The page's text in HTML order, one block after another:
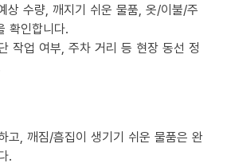
상 수량, 깨지기 쉬운 물품, 옷/이불/주
확인합니다.
작업 여부, 주차 거리 등 현장 동선 정
고, 깨짐/흠집이 생기기 쉬운 물품은 완
.